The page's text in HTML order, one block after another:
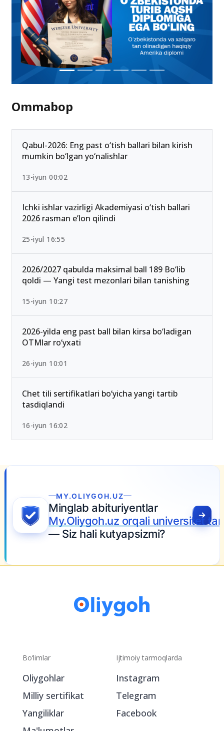
Ommabop
Qabul-2026: Eng past o‘tish ballari bilan kirish
mumkin bo‘lgan yo‘nalishlar
13-iyun 00:02
Ichki ishlar vazirligi Akademiyasi o‘tish ballari
2026 rasman e’lon qilindi
25-iyul 16:55
2026/2027 qabulda maksimal ball 189 Bo‘lib
qoldi — Yangi test mezonlari bilan tanishing
15-iyun 10:27
2026-yilda eng past ball bilan kirsa bo‘ladigan
OTMlar ro‘yxati
26-iyun 10:01
Chet tili sertifikatlari bo‘yicha yangi tartib
tasdiqlandi
abituriyentlar
orqali universitet tanlamoqda
hali kutyapsizmi?